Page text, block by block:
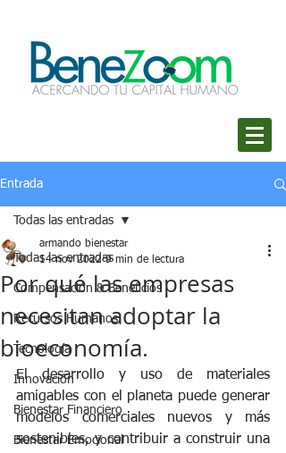
Entrada
Todas las entradas
Compensación & Beneficios
Recursos Humanos
Tecnología
Innovación
Bienestar Financiero
Bienestar Emocional
Todas las entradas
Por qué las empresas
necesitan adoptar la
bioeconomía.
armando bienestar
14 nov 2022 9 min de lectura
El desarrollo y uso de materiales
amigables con el planeta puede generar
modelos comerciales nuevos y más
sostenibles, y contribuir a construir una